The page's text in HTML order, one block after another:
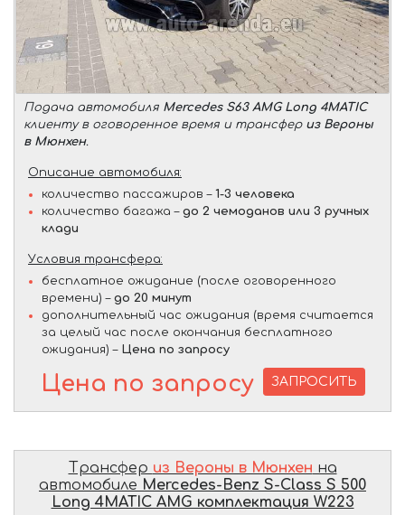
Подача автомобиля Mercedes S63 AMG Long 4MATIC
клиенту в оговоренное время и трансфер из Вероны
в Мюнхен.
Описание автомобиля:
количество пассажиров – 1-3 человека
количество багажа – до 2 чемоданов или 3 ручных
клади
Условия трансфера:
бесплатное ожидание (после оговоренного
времени) – до 20 минут
дополнительный час ожидания (время считается
за целый час после окончания бесплатного
ожидания) – Цена по запросу
Цена по запросу ЗАПРОСИТЬ
Трансфер из Вероны в Мюнхен на
автомобиле Mercedes-Benz S-Class S 500
Long 4MATIC AMG комплектация W223